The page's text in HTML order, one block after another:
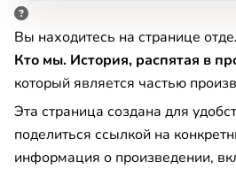
Вы находитесь на странице
Кто мы. История, распятая в
который является частью
Эта страница создана для
поделиться ссылкой на
информация о произведении,